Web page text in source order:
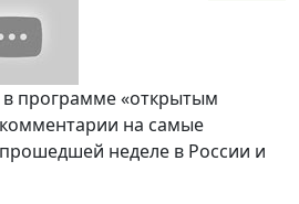
программе «открытым
комментарии на самые
неделе в России и